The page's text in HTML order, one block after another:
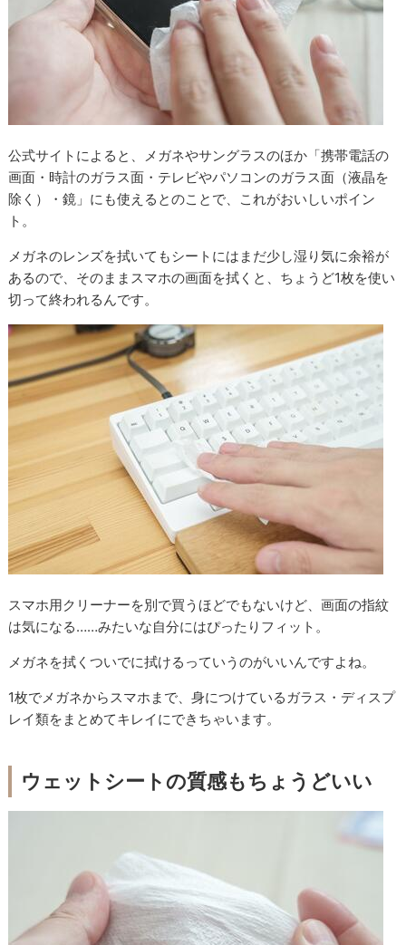
公式サイトによると、メガネやサングラスのほか「携帯電話の
画面・時計のガラス面・テレビやパソコンのガラス面（液晶を
除く）・鏡」にも使えるとのことで、これがおいしいポイン
ト。
メガネのレンズを拭いてもシートにはまだ少し湿り気に余裕が
あるので、そのままスマホの画面を拭くと、ちょうど1枚を使い
切って終われるんです。
スマホ用クリーナーを別で買うほどでもないけど、画面の指紋
は気になる……みたいな自分にはぴったりフィット。
メガネを拭くついでに拭けるっていうのがいいんですよね。
1枚でメガネからスマホまで、身につけているガラス・ディスプ
レイ類をまとめてキレイにできちゃいます。
ウェットシートの質感もちょうどいい